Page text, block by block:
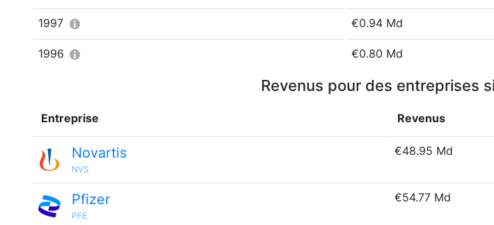
1997 €0.94 Md
1996 €0.80 Md
Revenus pour des entreprises
Entreprise Revenus
Novartis
NVS
€48.95 Md
Pfizer
PFE
€54.77 Md